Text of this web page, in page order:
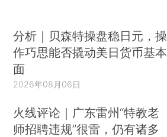
分析｜贝森特操盘稳日元，操
作巧思能否撬动美日货币基本
面
2026年08月06日
火线评论｜广东雷州“特教老
师招聘违规”很雷，仍有诸多